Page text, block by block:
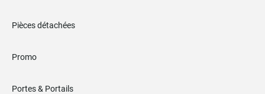
Pièces détachées
Promo
Portes & Portails